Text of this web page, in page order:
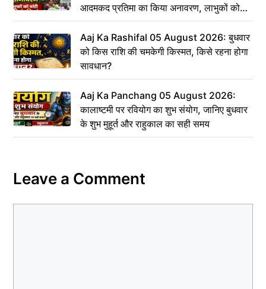
आदमकद प्रतिमा का किया अनावरण, लाभुकों को
बांटी परिसंपत्तियां
Aaj Ka Rashifal 05 August 2026: बुधवार
को किस राशि की चमकेगी किस्मत, किसे रहना होगा
सावधान?
Aaj Ka Panchang 05 August 2026:
कालाष्टमी पर रवियोग का शुभ संयोग, जानिए बुधवार
के शुभ मुहूर्त और राहुकाल का सही समय
Leave a Comment